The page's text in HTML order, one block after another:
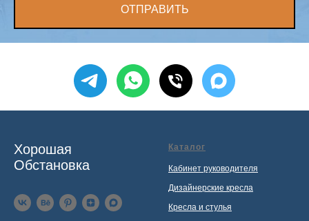
ОТПРАВИТЬ
Хорошая
Обстановка
Каталог
Кабинет руководителя
Дизайнерские кресла
Кресла и стулья